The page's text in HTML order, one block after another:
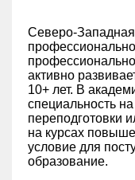
Северо-
активно
10+ лет. В
специальность
переподготовки
на курсах
условие для
образование.